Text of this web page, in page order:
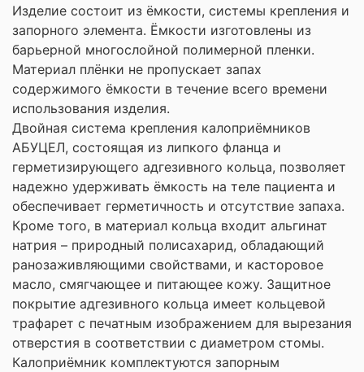
Изделие состоит из ёмкости, системы крепления и
запорного элемента. Ёмкости изготовлены из
барьерной многослойной полимерной пленки.
Материал плёнки не пропускает запах
содержимого ёмкости в течение всего времени
использования изделия.
Двойная система крепления калоприёмников
АБУЦЕЛ, состоящая из липкого фланца и
герметизирующего адгезивного кольца, позволяет
надежно удерживать ёмкость на теле пациента и
обеспечивает герметичность и отсутствие запаха.
Кроме того, в материал кольца входит альгинат
натрия – природный полисахарид, обладающий
ранозаживляющими свойствами, и касторовое
масло, смягчающее и питающее кожу. Защитное
покрытие адгезивного кольца имеет кольцевой
трафарет с печатным изображением для вырезания
отверстия в соответствии с диаметром стомы.
Калоприёмник комплектуются запорным